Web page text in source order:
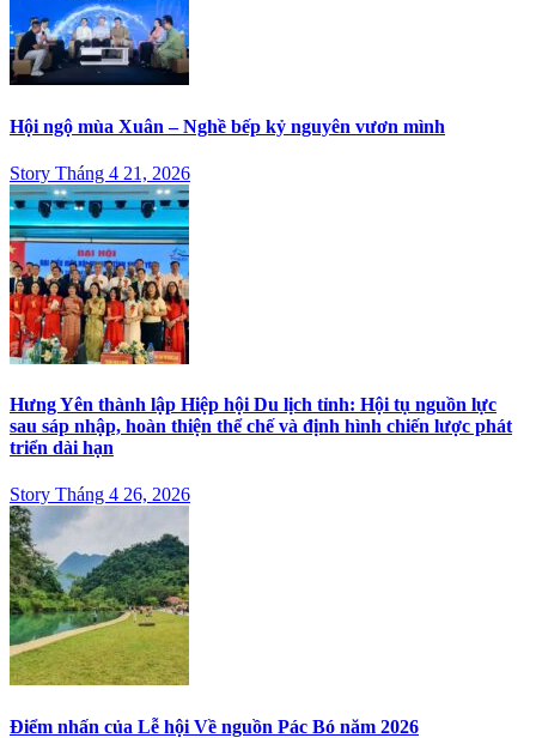
Hội ngộ mùa Xuân – Nghề bếp kỷ nguyên vươn mình
Story Tháng 4 21, 2026
Hưng Yên thành lập Hiệp hội Du lịch tỉnh: Hội tụ nguồn lực
sau sáp nhập, hoàn thiện thể chế và định hình chiến lược phát
triển dài hạn
Story Tháng 4 26, 2026
Điểm nhấn của Lễ hội Về nguồn Pác Bó năm 2026